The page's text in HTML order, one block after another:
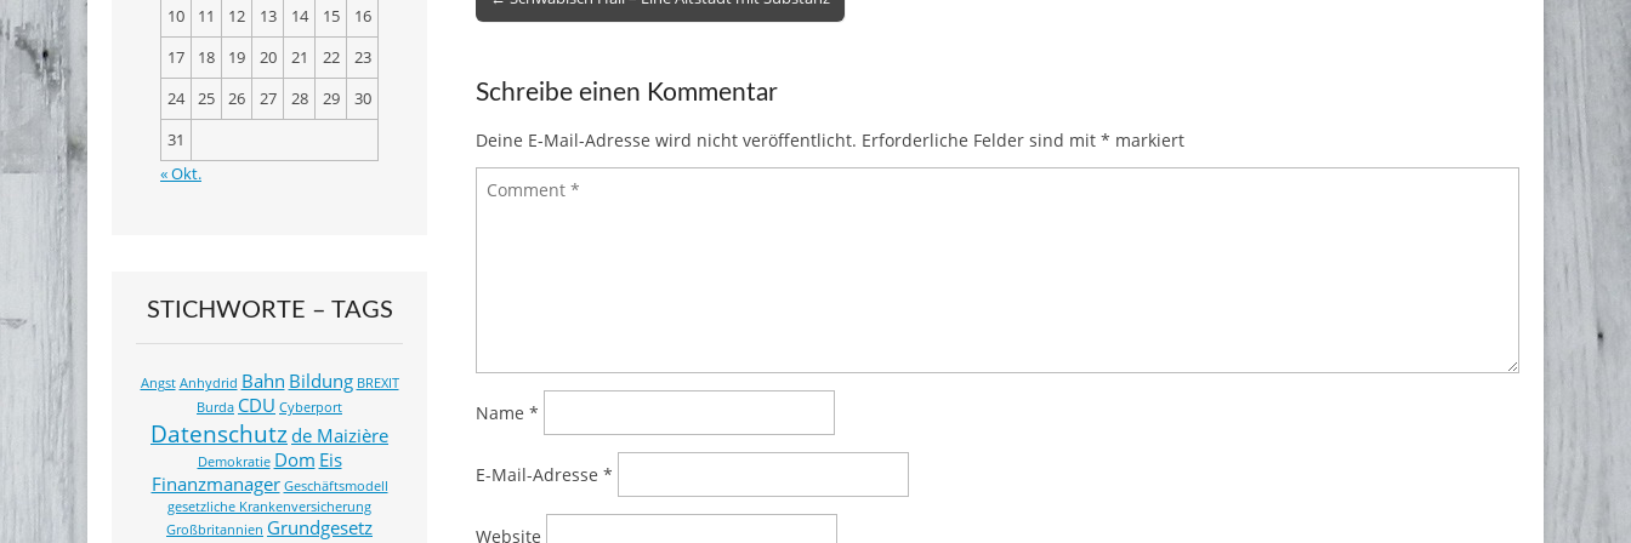
b
o
o
k
st r t dI
n
A
navigation
Schreibe einen Kommentar
Deine E-Mail-Adresse wird nicht veröffentlicht. Erforderliche Felder sind mit * markiert
Name *
E-Mail-Adresse *
Website
10
11 12 13 14 15
16
17
18 19 20 21 22
23
24
25 26 27 28 29
30
31
« Okt.
STICHWORTE – TAGS
Angst Anhydrid Bahn Bildung BREXIT
Burda CDU Cyberport
Datenschutzde Maizière
Demokratie Dom Eis
Finanzmanager Geschäftsmodell
gesetzliche Krankenversicherung
Großbritannien Grundgesetz